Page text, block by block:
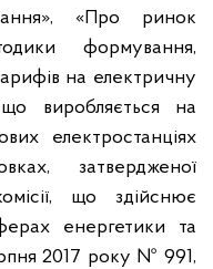
«Про ринок
формування,
на електричну
виробляється на
електростанціях
затвердженої
що здійснює
енергетики та
2017 року № 991,